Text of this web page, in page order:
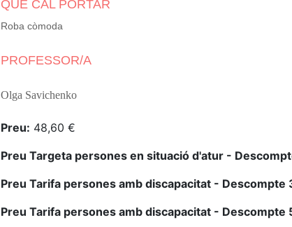
QUÈ CAL PORTAR
Roba còmoda
PROFESSOR/A
Olga Savichenko
Preu: 48,60 €
Preu Targeta persones en situació d'atur -
Preu Tarifa persones amb discapacitat - Descompte
Preu Tarifa persones amb discapacitat - Descompte